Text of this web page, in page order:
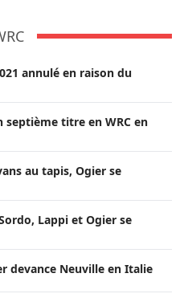
annulé en raison du
septième titre en WRC en
au tapis, Ogier se
Lappi et Ogier se
devance Neuville en Italie